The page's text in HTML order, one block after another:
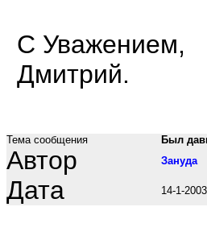
С Уважением,
Дмитрий.
Тема сообщения Был
Автор Зануда
Дата 14-1-